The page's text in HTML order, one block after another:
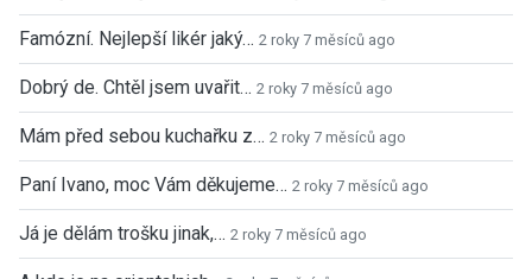
Famózní. Nejlepší likér jaký… 2 roky 7 měsíců ago
Dobrý de. Chtěl jsem uvařit… 2 roky 7 měsíců ago
Mám před sebou kuchařku z… 2 roky 7 měsíců ago
Paní Ivano, moc Vám děkujeme… 2 roky 7 měsíců ago
Já je dělám trošku jinak,… 2 roky 7 měsíců ago